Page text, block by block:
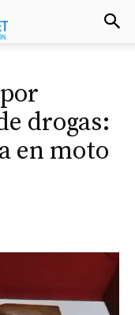
drogas:
en moto